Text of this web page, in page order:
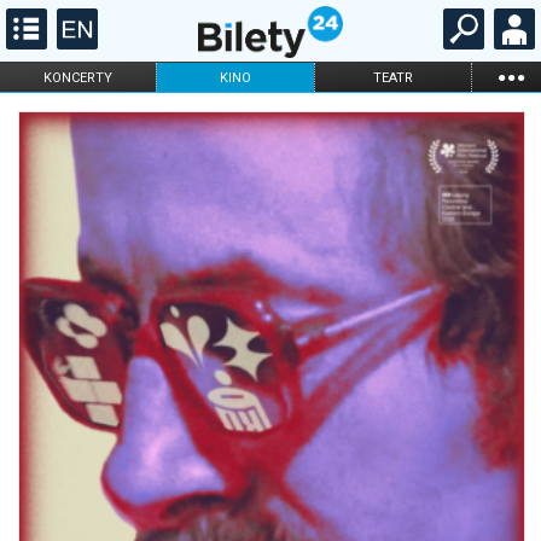
KONCERTY KINO TEATR ...
FILHARMONIA OPERA I BALET
STAND-UP
DLA DZIECI
KARNETY